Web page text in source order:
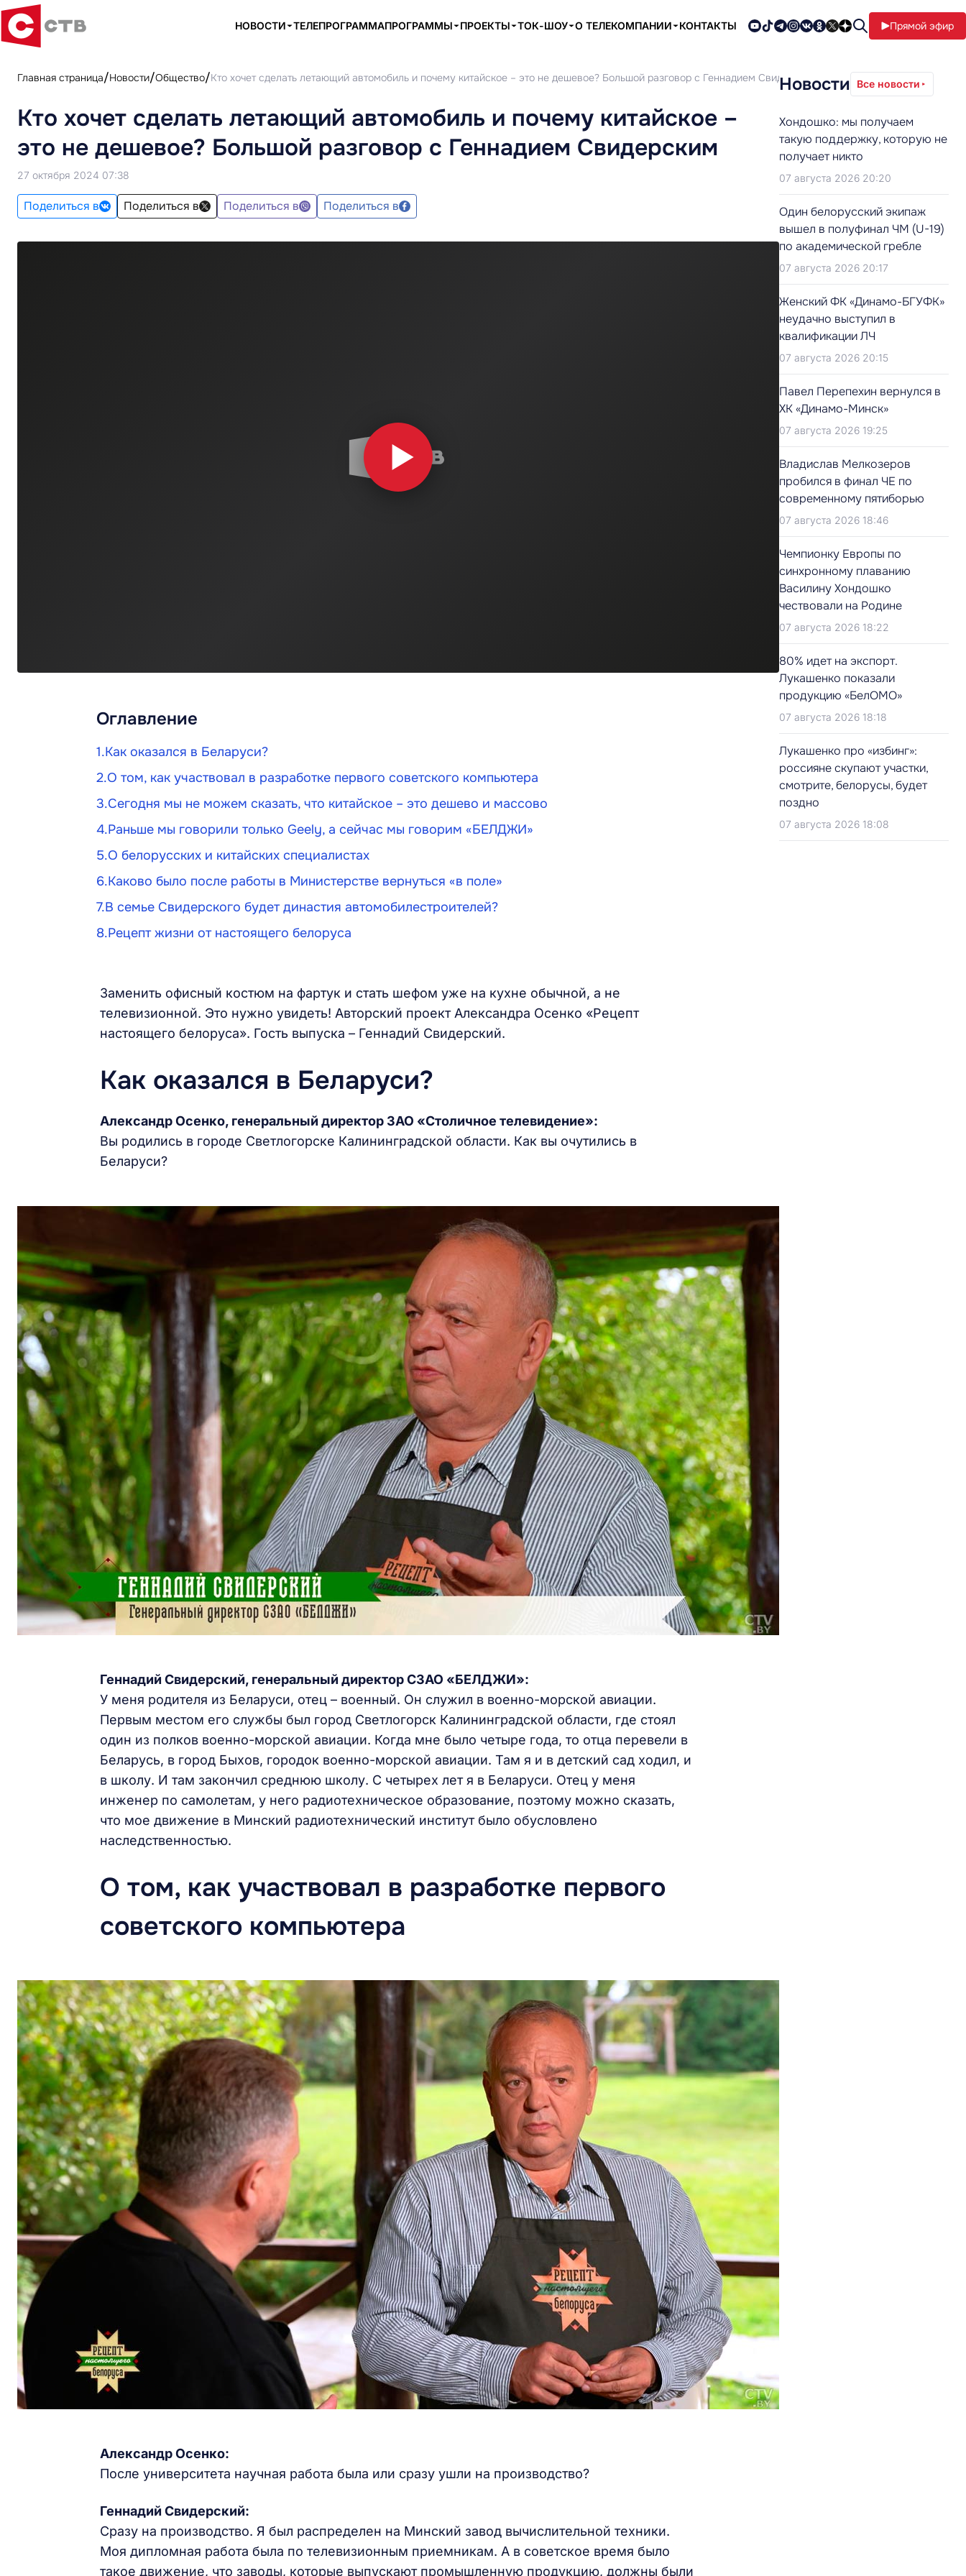
НОВОСТИ ТЕЛЕПРОГРАММАПРОГРАММЫ ПРОЕКТЫ ТОК-ШОУ О ТЕЛЕКОМПАНИИ КОНТАКТЫ Прямой эфир
Главная страница Новости Общество Кто хочет сделать летающий автомобиль и почему китайское – это не дешевое? Большой разговор с Геннадием Свидерским
Кто хочет сделать летающий автомобиль и почему китайское –
это не дешевое? Большой разговор с Геннадием Свидерским
27 октября 2024 07:38
Поделиться в Поделиться в Поделиться в Поделиться в
Оглавление
Как оказался в Беларуси?
О том, как участвовал в разработке первого советского компьютера
Сегодня мы не можем сказать, что китайское – это дешево и массово
Раньше мы говорили только Geely, а сейчас мы говорим «БЕЛДЖИ»
О белорусских и китайских специалистах
Каково было после работы в Министерстве вернуться «в поле»
В семье Свидерского будет династия автомобилестроителей?
Рецепт жизни от настоящего белоруса
Заменить офисный костюм на фартук и стать шефом уже на кухне обычной, а не
телевизионной. Это нужно увидеть! Авторский проект Александра Осенко «Рецепт
настоящего белоруса». Гость выпуска – Геннадий Свидерский.
Как оказался в Беларуси?
Александр Осенко, генеральный директор ЗАО «Столичное телевидение»:
Вы родились в городе Светлогорске Калининградской области. Как вы очутились в
Беларуси?
Геннадий Свидерский, генеральный директор СЗАО «БЕЛДЖИ»:
У меня родителя из Беларуси, отец – военный. Он служил в военно-морской авиации.
Первым местом его службы был город Светлогорск Калининградской области, где стоял
один из полков военно-морской авиации. Когда мне было четыре года, то отца перевели в
Беларусь, в город Быхов, городок военно-морской авиации. Там я и в детский сад ходил, и
в школу. И там закончил среднюю школу. С четырех лет я в Беларуси. Отец у меня
инженер по самолетам, у него радиотехническое образование, поэтому можно сказать,
что мое движение в Минский радиотехнический институт было обусловлено
наследственностью.
О том, как участвовал в разработке первого
советского компьютера
Александр Осенко:
После университета научная работа была или сразу ушли на производство?
Геннадий Свидерский:
Сразу на производство. Я был распределен на Минский завод вычислительной техники.
Моя дипломная работа была по телевизионным приемникам. А в советское время было
такое движение, что заводы, которые выпускают промышленную продукцию, должны были
Новости Все новости
Хондошко: мы получаем
такую поддержку, которую не
получает никто
07 августа 2026 20:20
Один белорусский экипаж
вышел в полуфинал ЧМ (U-19)
по академической гребле
07 августа 2026 20:17
Женский ФК «Динамо-БГУФК»
неудачно выступил в
квалификации ЛЧ
07 августа 2026 20:15
Павел Перепехин вернулся в
ХК «Динамо-Минск»
07 августа 2026 19:25
Владислав Мелкозеров
пробился в финал ЧЕ по
современному пятиборью
07 августа 2026 18:46
Чемпионку Европы по
синхронному плаванию
Василину Хондошко
чествовали на Родине
07 августа 2026 18:22
80% идет на экспорт.
Лукашенко показали
продукцию «БелОМО»
07 августа 2026 18:18
Лукашенко про «избинг»:
россияне скупают участки,
смотрите, белорусы, будет
поздно
07 августа 2026 18:08